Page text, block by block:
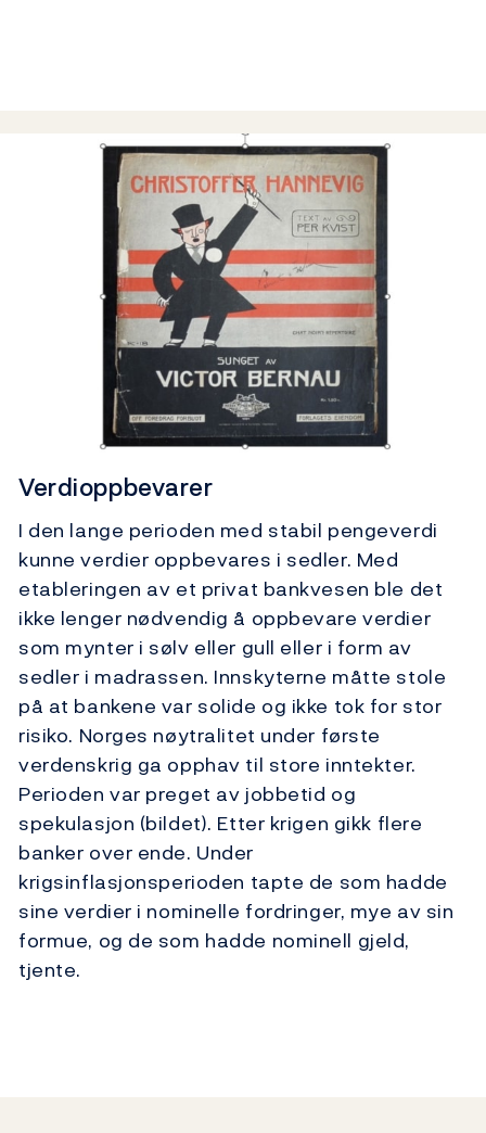
Verdioppbevarer
I den lange perioden med stabil pengeverdi
kunne verdier oppbevares i sedler. Med
etableringen av et privat bankvesen ble det
ikke lenger nødvendig å oppbevare verdier
som mynter i sølv eller gull eller i form av
sedler i madrassen. Innskyterne måtte stole
på at bankene var solide og ikke tok for stor
risiko. Norges nøytralitet under første
verdenskrig ga opphav til store inntekter.
Perioden var preget av jobbetid og
spekulasjon (bildet). Etter krigen gikk flere
banker over ende. Under
krigsinflasjonsperioden tapte de som hadde
sine verdier i nominelle fordringer, mye av sin
formue, og de som hadde nominell gjeld,
tjente.